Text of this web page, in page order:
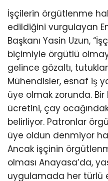
İşçilerin örgütlenme
edildiğini vurgulayan
Başkanı Yasin Uzun,
biçimiyle örgütlü
gelince gözaltı,
Mühendisler, esnaf iş
üye olmak zorunda. Bir
ücretini, çay
belirliyor. Patronlar
üye oldun denmiyor
Ancak işçinin
olması Anayasa’da,
uygulamada her türlü